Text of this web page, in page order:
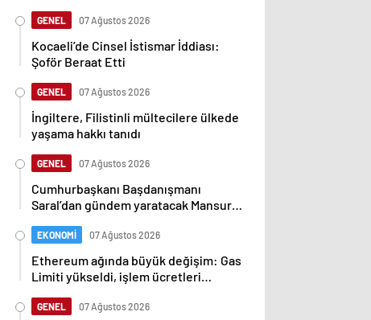
GENEL 07 Ağustos 2026
Kocaeli’de Cinsel İstismar İddiası:
Şoför Beraat Etti
GENEL 07 Ağustos 2026
İngiltere, Filistinli mültecilere ülkede
yaşama hakkı tanıdı
GENEL 07 Ağustos 2026
Cumhurbaşkanı Başdanışmanı
Saral’dan gündem yaratacak Mansur
EKONOMİ 07 Ağustos 2026
Ethereum ağında büyük değişim: Gas
Limiti yükseldi, işlem ücretleri
GENEL 07 Ağustos 2026